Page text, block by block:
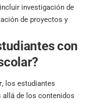
investigación de
de proyectos y
con
, los estudiantes
allá de los contenidos